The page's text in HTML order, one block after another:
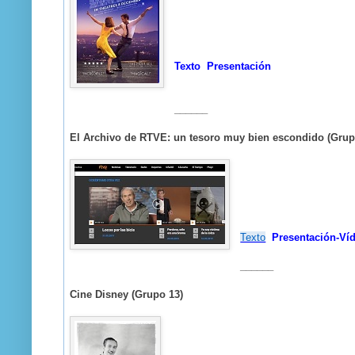
Texto Presentación
El Archivo de RTVE: un tesoro muy bien escondido
Texto Presentación-
Cine Disney (Grupo 13)